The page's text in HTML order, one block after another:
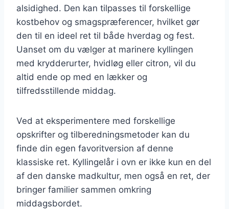
alsidighed. Den kan tilpasses til forskellige
kostbehov og smagspræferencer, hvilket gør
den til en ideel ret til både hverdag og fest.
Uanset om du vælger at marinere kyllingen
med krydderurter, hvidløg eller citron, vil du
altid ende op med en lækker og
tilfredsstillende middag.
Ved at eksperimentere med forskellige
opskrifter og tilberedningsmetoder kan du
finde din egen favoritversion af denne
klassiske ret. Kyllingelår i ovn er ikke kun en del
af den danske madkultur, men også en ret, der
bringer familier sammen omkring
middagsbordet.